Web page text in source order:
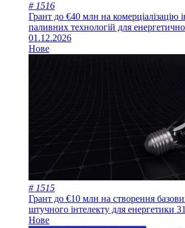
# 1516
Грант до €40 млн на комерціалізацію
паливних технологій для
01.12.2026
Нове
# 1515
Грант до €10 млн на створення
штучного інтелекту для енергетики
Нове